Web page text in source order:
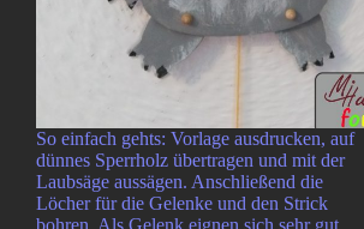
So einfach gehts: Vorlage ausdrucken, auf
dünnes Sperrholz übertragen und mit der
Laubsäge aussägen. Anschließend die
Löcher für die Gelenke und den Strick